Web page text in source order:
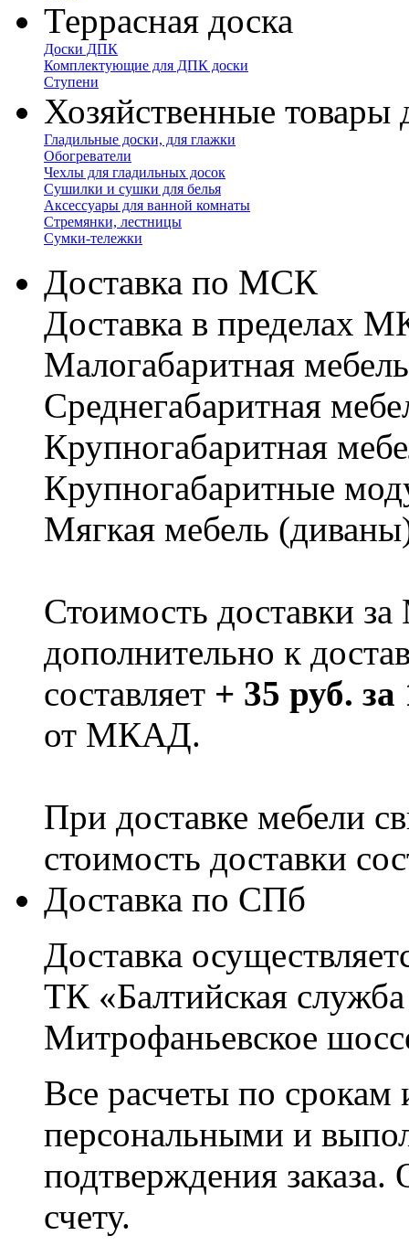
Террасная доска
Доски ДПК
Комплектующие для ДПК доски
Ступени
Хозяйственные товары
Гладильные доски, для глажки
Обогреватели
Чехлы для гладильных досок
Сушилки и сушки для белья
Аксессуары для ванной комнаты
Стремянки, лестницы
Сумки-тележки
Доставка по МСК
Доставка в пределах
Малогабаритная
Cреднегабаритная
Крупногабаритная
Крупногабаритные
Мягкая мебель
Стоимость доставки
дополнительно к
составляет + 35 руб.
от МКАД.
При доставке мебели
стоимость доставки
Доставка по СПб
Доставка
ТК «Балтийская
Митрофаньевское
Все расчеты по срокам
персональными и
подтверждения заказа.
счету.